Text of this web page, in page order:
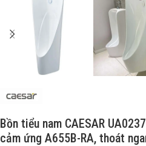
Bồn tiểu nam CAESAR
cảm ứng A655B-RA, thoát